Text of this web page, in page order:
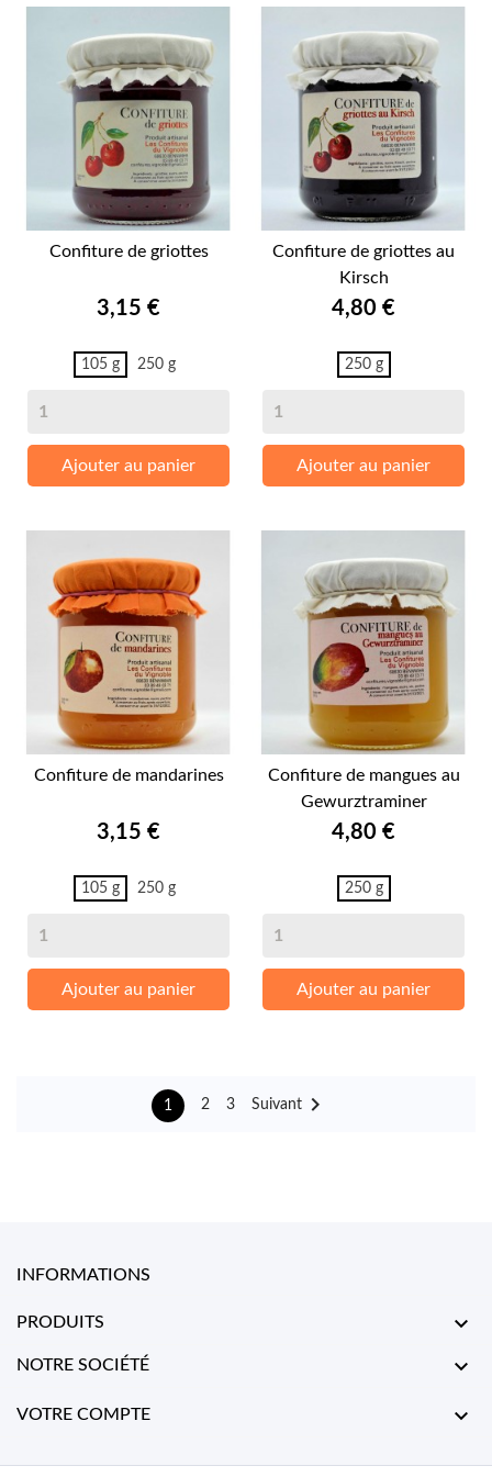
Confiture de griottes
Prix
3,15 €
105 g 250 g
Ajouter au panier
Confiture de griottes au
Kirsch
Prix
4,80 €
250 g
Ajouter au panier
Confiture de mandarines
Prix
3,15 €
105 g 250 g
Ajouter au panier
Confiture de mangues au
Gewurztraminer
Prix
4,80 €
250 g
Ajouter au panier
1 2 3 Suivant 
INFORMATIONS
PRODUITS 
NOTRE SOCIÉTÉ 
VOTRE COMPTE 